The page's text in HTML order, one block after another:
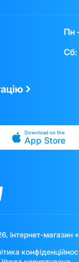
Пн
Сб:
Download on the
App Store
Інтернет-магазин